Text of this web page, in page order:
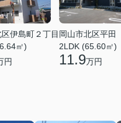
伊島町２丁目
㎡)
円
岡山市北区平田
2LDK (65.60㎡)
11.9万円